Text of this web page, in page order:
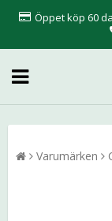
Öppet köp 60
Varumärken